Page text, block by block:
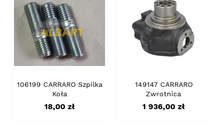
106199 CARRARO Szpilka
Koła
Cena
18,00 zł
149147 CARRARO
Zwrotnica
Cena
1 936,00 zł